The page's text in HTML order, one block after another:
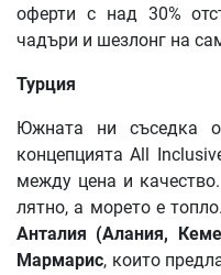
оферти с над 30%
чадъри и шезлонг на
Турция
Южната ни съседка
концепцията All
между цена и
лятно, а морето е
Анталия (Алания,
Мармарис, които